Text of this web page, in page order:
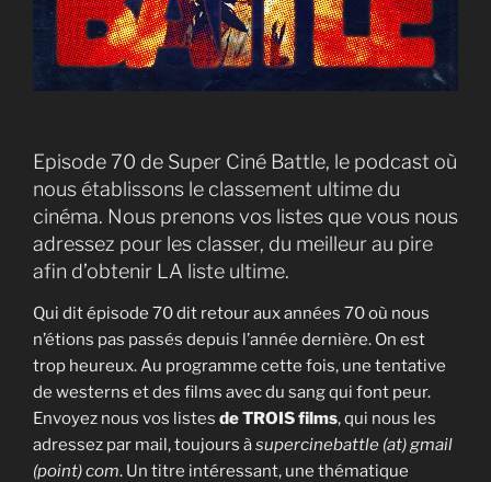
Episode 70 de Super Ciné Battle, le podcast où
nous établissons le classement ultime du
cinéma. Nous prenons vos listes que vous nous
adressez pour les classer, du meilleur au pire
afin d’obtenir LA liste ultime.
Qui dit épisode 70 dit retour aux années 70 où nous
n’étions pas passés depuis l’année dernière. On est
trop heureux. Au programme cette fois, une tentative
de westerns et des films avec du sang qui font peur.
Envoyez nous vos listes de TROIS films, qui nous les
adressez par mail, toujours àsupercinebattle (at) gmail
(point) com. Un titre intéressant, une thématique